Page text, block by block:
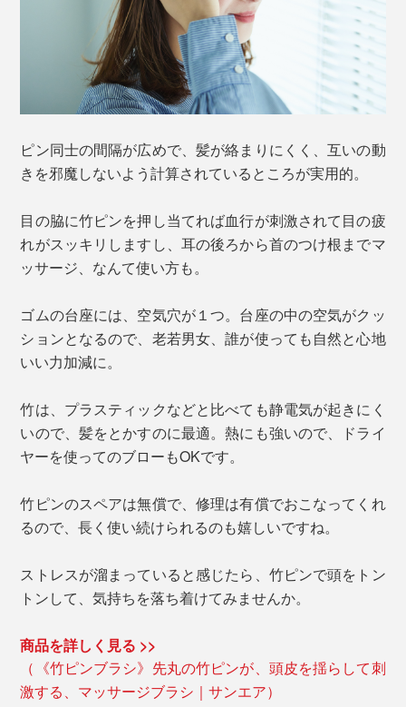
ピン同士の間隔が広めで、髪が絡まりにくく、互いの動
きを邪魔しないよう計算されているところが実用的。
目の脇に竹ピンを押し当てれば血行が刺激されて目の疲
れがスッキリしますし、耳の後ろから首のつけ根までマ
ッサージ、なんて使い方も。
ゴムの台座には、空気穴が１つ。台座の中の空気がクッ
ションとなるので、老若男女、誰が使っても自然と心地
いい力加減に。
竹は、プラスティックなどと比べても静電気が起きにく
いので、髪をとかすのに最適。熱にも強いので、ドライ
ヤーを使ってのブローもOKです。
竹ピンのスペアは無償で、修理は有償でおこなってくれ
るので、長く使い続けられるのも嬉しいですね。
ストレスが溜まっていると感じたら、竹ピンで頭をトン
トンして、気持ちを落ち着けてみませんか。
商品を詳しく見る >>
（《竹ピンブラシ》先丸の竹ピンが、頭皮を揺らして刺
激する、マッサージブラシ｜サンエア）